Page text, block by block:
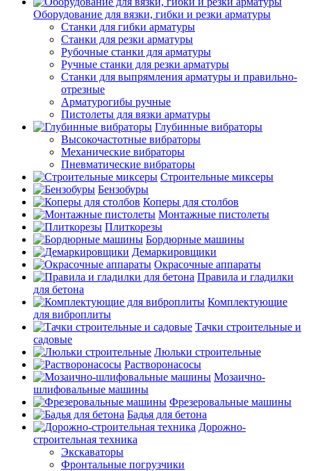
Оборудование для вязки, гибки и резки арматуры
Станки для гибки арматуры
Станки для резки арматуры
Рубочные станки для арматуры
Ручные станки для резки арматуры
Станки для выпрямления арматуры и правильно-
отрезные
Арматурогибы ручные
Пистолеты для вязки арматуры
Глубинные вибраторы
Высокочастотные вибраторы
Механические вибраторы
Пневматические вибраторы
Строительные миксеры
Бензобуры
Коперы для столбов
Монтажные пистолеты
Плиткорезы
Бордюрные машины
Демаркировщики
Окрасочные аппараты
Правила и гладилки
для бетона
Комплектующие
для виброплиты
Тачки строительные и
садовые
Люльки строительные
Растворонасосы
Мозаично-
шлифовальные машины
Фрезеровальные машины
Бадья для бетона
Дорожно-
строительная техника
Экскаваторы
Фронтальные погрузчики